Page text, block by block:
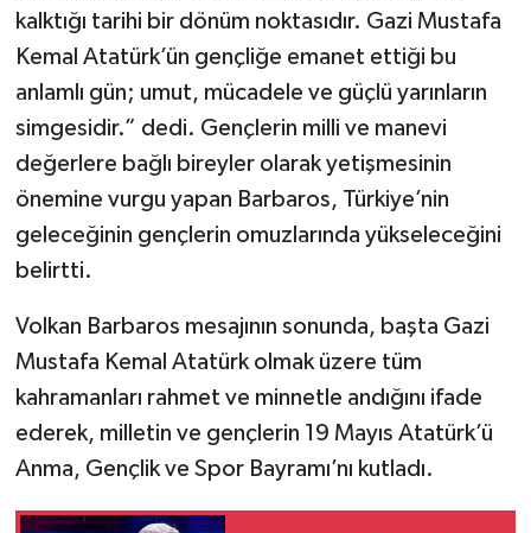
kalktığı tarihi bir dönüm noktasıdır. Gazi Mustafa
Kemal Atatürk’ün gençliğe emanet ettiği bu
anlamlı gün; umut, mücadele ve güçlü yarınların
simgesidir.” dedi. Gençlerin milli ve manevi
değerlere bağlı bireyler olarak yetişmesinin
önemine vurgu yapan Barbaros, Türkiye’nin
geleceğinin gençlerin omuzlarında yükseleceğini
belirtti.
Volkan Barbaros mesajının sonunda, başta Gazi
Mustafa Kemal Atatürk olmak üzere tüm
kahramanları rahmet ve minnetle andığını ifade
ederek, milletin ve gençlerin 19 Mayıs Atatürk’ü
Anma, Gençlik ve Spor Bayramı’nı kutladı.